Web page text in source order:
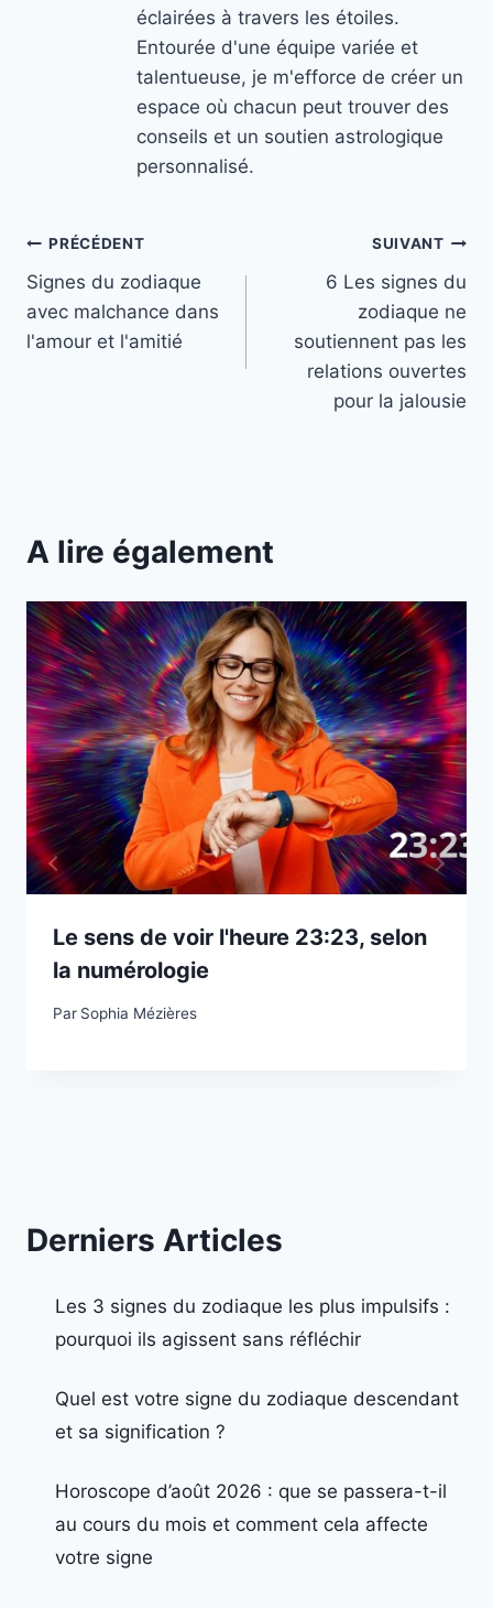
éclairées à travers les étoiles.
Entourée d'une équipe variée et
talentueuse, je m'efforce de créer un
espace où chacun peut trouver des
conseils et un soutien astrologique
personnalisé.
Navigation
de
l’article
PRÉCÉDENT
Signes du zodiaque
avec malchance dans
l'amour et l'amitié
SUIVANT
6 Les signes du
zodiaque ne
soutiennent pas les
relations ouvertes
pour la jalousie
A lire également
Le sens de voir l'heure 23:23, selon
la numérologie
Par Sophia Mézières
Derniers Articles
Les 3 signes du zodiaque les plus impulsifs :
pourquoi ils agissent sans réfléchir
Quel est votre signe du zodiaque descendant
et sa signification ?
Horoscope d’août 2026 : que se passera-t-il
au cours du mois et comment cela affecte
votre signe